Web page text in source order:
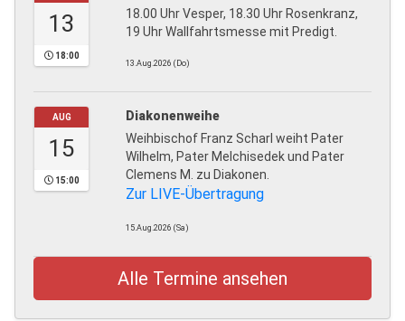
13
18:00
18.00 Uhr Vesper, 18.30 Uhr Rosenkranz,
19 Uhr Wallfahrtsmesse mit Predigt.
13.Aug.2026 (Do)
AUG
15
15:00
Diakonenweihe
Weihbischof Franz Scharl weiht Pater
Wilhelm, Pater Melchisedek und Pater
Clemens M. zu Diakonen.
Zur LIVE-Übertragung
15.Aug.2026 (Sa)
Alle Termine ansehen